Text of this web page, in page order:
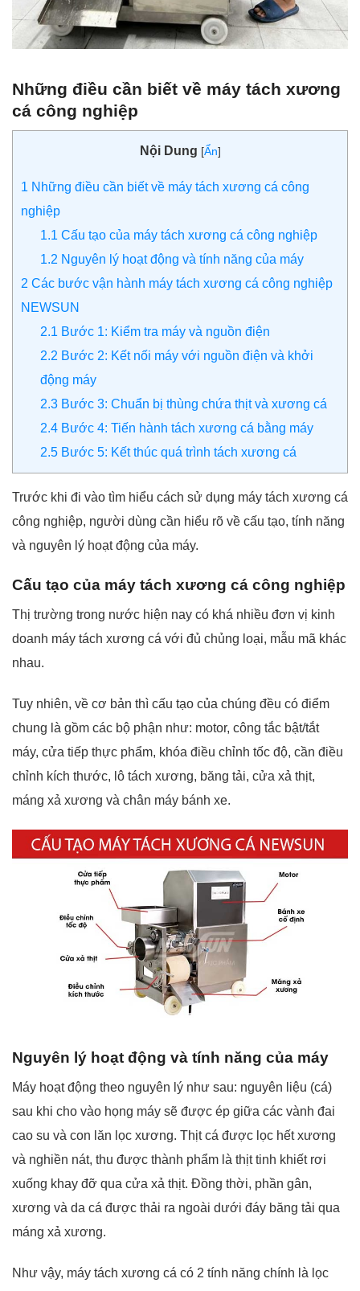
Những điều cần biết về máy tách xương
cá công nghiệp
Nội Dung [Ẩn]
1 Những điều cần biết về máy tách xương cá công
nghiệp
1.1 Cấu tạo của máy tách xương cá công nghiệp
1.2 Nguyên lý hoạt động và tính năng của máy
2 Các bước vận hành máy tách xương cá công nghiệp
NEWSUN
2.1 Bước 1: Kiểm tra máy và nguồn điện
2.2 Bước 2: Kết nối máy với nguồn điện và khởi
động máy
2.3 Bước 3: Chuẩn bị thùng chứa thịt và xương cá
2.4 Bước 4: Tiến hành tách xương cá bằng máy
2.5 Bước 5: Kết thúc quá trình tách xương cá
Trước khi đi vào tìm hiểu cách sử dụng máy tách xương cá
công nghiệp, người dùng cần hiểu rõ về cấu tạo, tính năng
và nguyên lý hoạt động của máy.
Cấu tạo của máy tách xương cá công nghiệp
Thị trường trong nước hiện nay có khá nhiều đơn vị kinh
doanh máy tách xương cá với đủ chủng loại, mẫu mã khác
nhau.
Tuy nhiên, về cơ bản thì cấu tạo của chúng đều có điểm
chung là gồm các bộ phận như: motor, công tắc bật/tắt
máy, cửa tiếp thực phẩm, khóa điều chỉnh tốc độ, cần điều
chỉnh kích thước, lô tách xương, băng tải, cửa xả thịt,
máng xả xương và chân máy bánh xe.
Nguyên lý hoạt động và tính năng của máy
Máy hoạt động theo nguyên lý như sau: nguyên liệu (cá)
sau khi cho vào họng máy sẽ được ép giữa các vành đai
cao su và con lăn lọc xương. Thịt cá được lọc hết xương
và nghiền nát, thu được thành phẩm là thịt tinh khiết rơi
xuống khay đỡ qua cửa xả thịt. Đồng thời, phần gân,
xương và da cá được thải ra ngoài dưới đáy băng tải qua
máng xả xương.
Như vậy, máy tách xương cá có 2 tính năng chính là lọc